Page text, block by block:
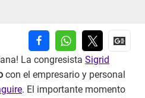
La congresista Sigrid
con el empresario y personal
. El importante momento